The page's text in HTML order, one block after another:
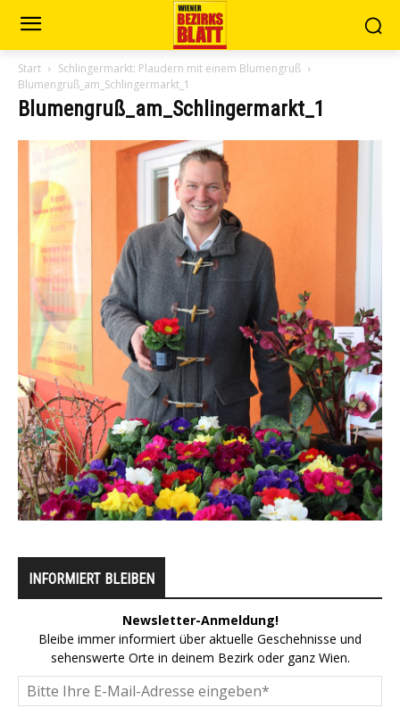
Start
Schlingermarkt: Plaudern mit einem Blumengruß
Blumengruß_am_Schlingermarkt_1
Blumengruß_am_Schlingermarkt_1
INFORMIERT BLEIBEN
Newsletter-Anmeldung!
Bleibe immer informiert über aktuelle Geschehnisse und
sehenswerte Orte in deinem Bezirk oder ganz Wien.